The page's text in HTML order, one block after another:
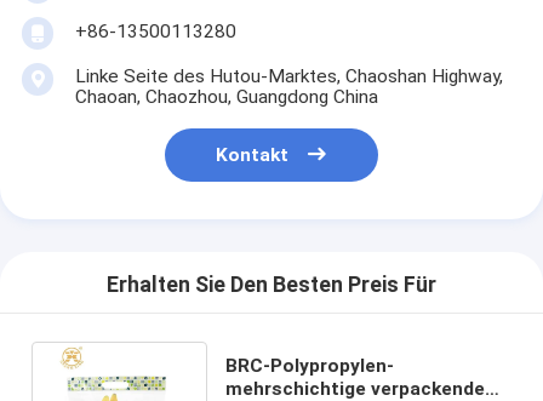
+86-13500113280
Linke Seite des Hutou-Marktes, Chaoshan Highway,
Chaoan, Chaozhou, Guangdong China
Kontakt
Erhalten Sie Den Besten Preis Für
BRC-Polypropylen-
mehrschichtige verpackende